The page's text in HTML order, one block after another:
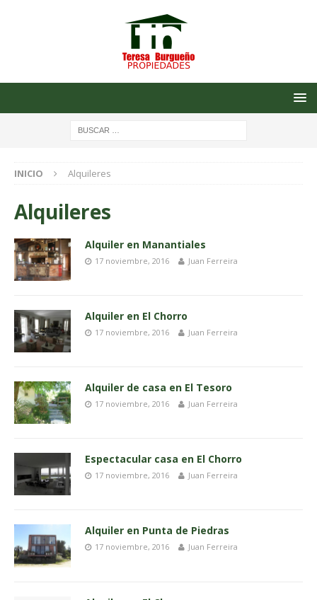
INICIO Alquileres
Alquileres
Alquiler en Manantiales
17 noviembre, 2016 Juan Ferreira
Alquiler en El Chorro
17 noviembre, 2016 Juan Ferreira
Alquiler de casa en El Tesoro
17 noviembre, 2016 Juan Ferreira
Espectacular casa en El Chorro
17 noviembre, 2016 Juan Ferreira
Alquiler en Punta de Piedras
17 noviembre, 2016 Juan Ferreira